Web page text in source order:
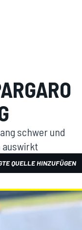
schwer und
auswirkt
QUELLE HINZUFÜGEN